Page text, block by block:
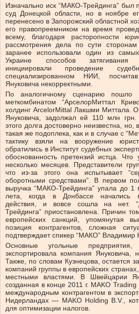
Изначально иск “МАКО-Трей­дин­га” был
суд Донецкой области, но в ноябре
перенесено в Запорожский областной
его правопреемником на время
всему, благодаря расторопности
рассмотрения дела по сути
заранее ис­пользовали один из
Украине способов затягивания
инициировали проведение
специализированном НИИ,
Януковича некор­рект­ными.
По аналогичному сценарию пошло
меткомбинатом “АрселорМиттал
холдинг Arce­lor­Mittal Лакшми Миттала.
Януковича, за­должал ей 110 млн грн.
этого долга достоверно неизвестна, но,
такая же подоплека, как и в случае с
тактику взяли на вооружение
обратились в Институт судебных
обоснованность претензий истца.
несколько месяцев. Представители
что из-за этого она испытывает
оборотными средствами”. В первом
выручка “МАКО-Трейдинга” упала до
лета, когда в Донбассе начались
действия, и вовсе сошла на нет.
Трейдинга” приостановлена. Причин
европейских санкций, упомянутая
позиция контрагентов, сложная
подтверждает спикер “МАКО” Вла­димир
Основные угольные предприятия,
экспортировала компания Януковича,
Также, по словам Кузнецова, остается
компаний группы в европейских
местными властями. В Швейцарии
созданная в конце 2011 г. MAKO
международным контрагентом в
Нидерландах — MAKO Holding B.V.,
для оптимизации налогов.